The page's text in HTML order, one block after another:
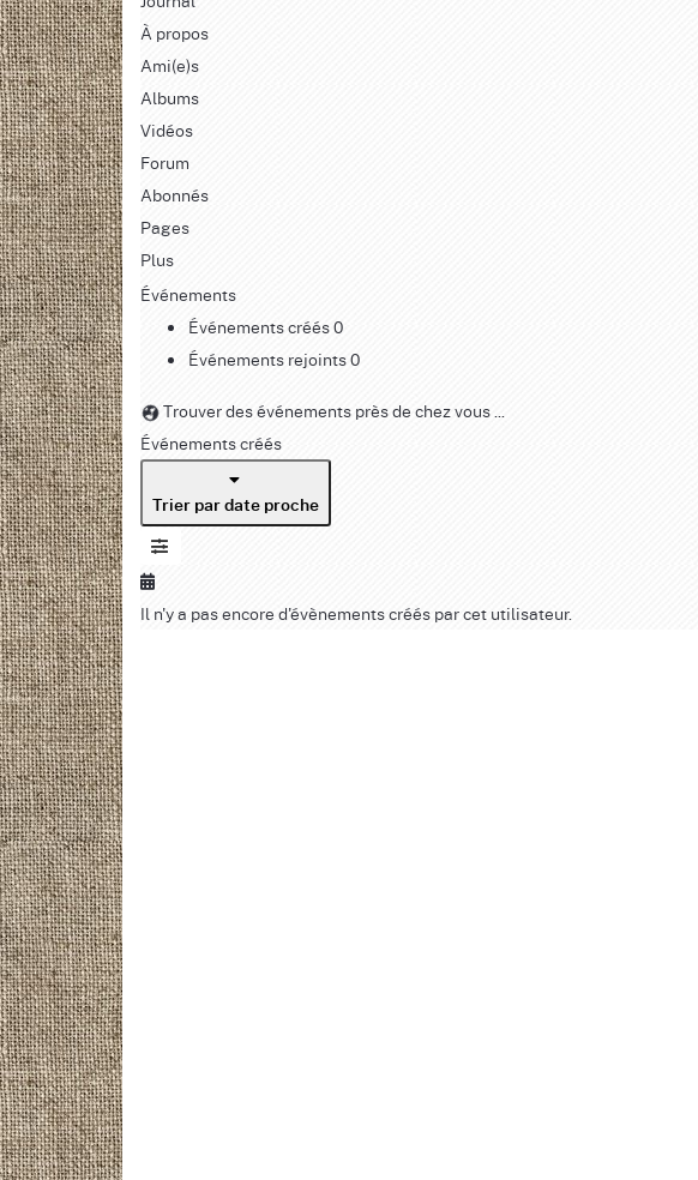
À propos
Ami(e)s
Albums
Vidéos
Forum
Abonnés
Pages
Plus
Événements
Événements créés0
Événements rejoints0
Trouver des événements près de chez vous ...
Événements créés
Trier par date proche
Il n'y a pas encore d'évènements créés par cet utilisateur.